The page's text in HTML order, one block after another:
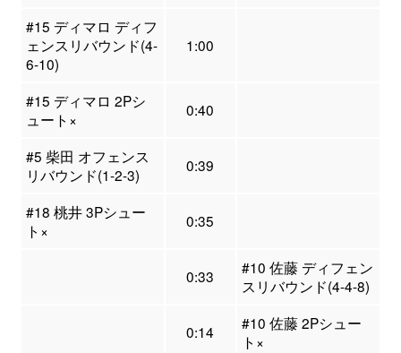
#15 ディマロ ディフ
ェンスリバウンド(4-
6-10)
1:00
#15 ディマロ 2Pシ
ュート×
0:40
#5 柴田 オフェンス
リバウンド(1-2-3)
0:39
#18 桃井 3Pシュー
ト×
0:35
0:33
#10 佐藤 ディフェン
スリバウンド(4-4-8)
0:14
#10 佐藤 2Pシュー
ト×